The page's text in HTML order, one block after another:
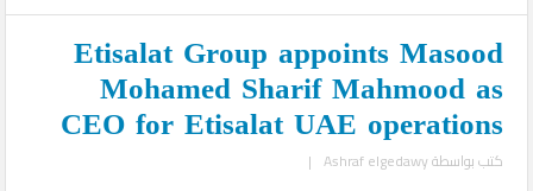
Etisalat Group appoints Masood
Mohamed Sharif Mahmood as
CEO for Etisalat UAE operations
كتب بواسطةAshraf elgedawy
|